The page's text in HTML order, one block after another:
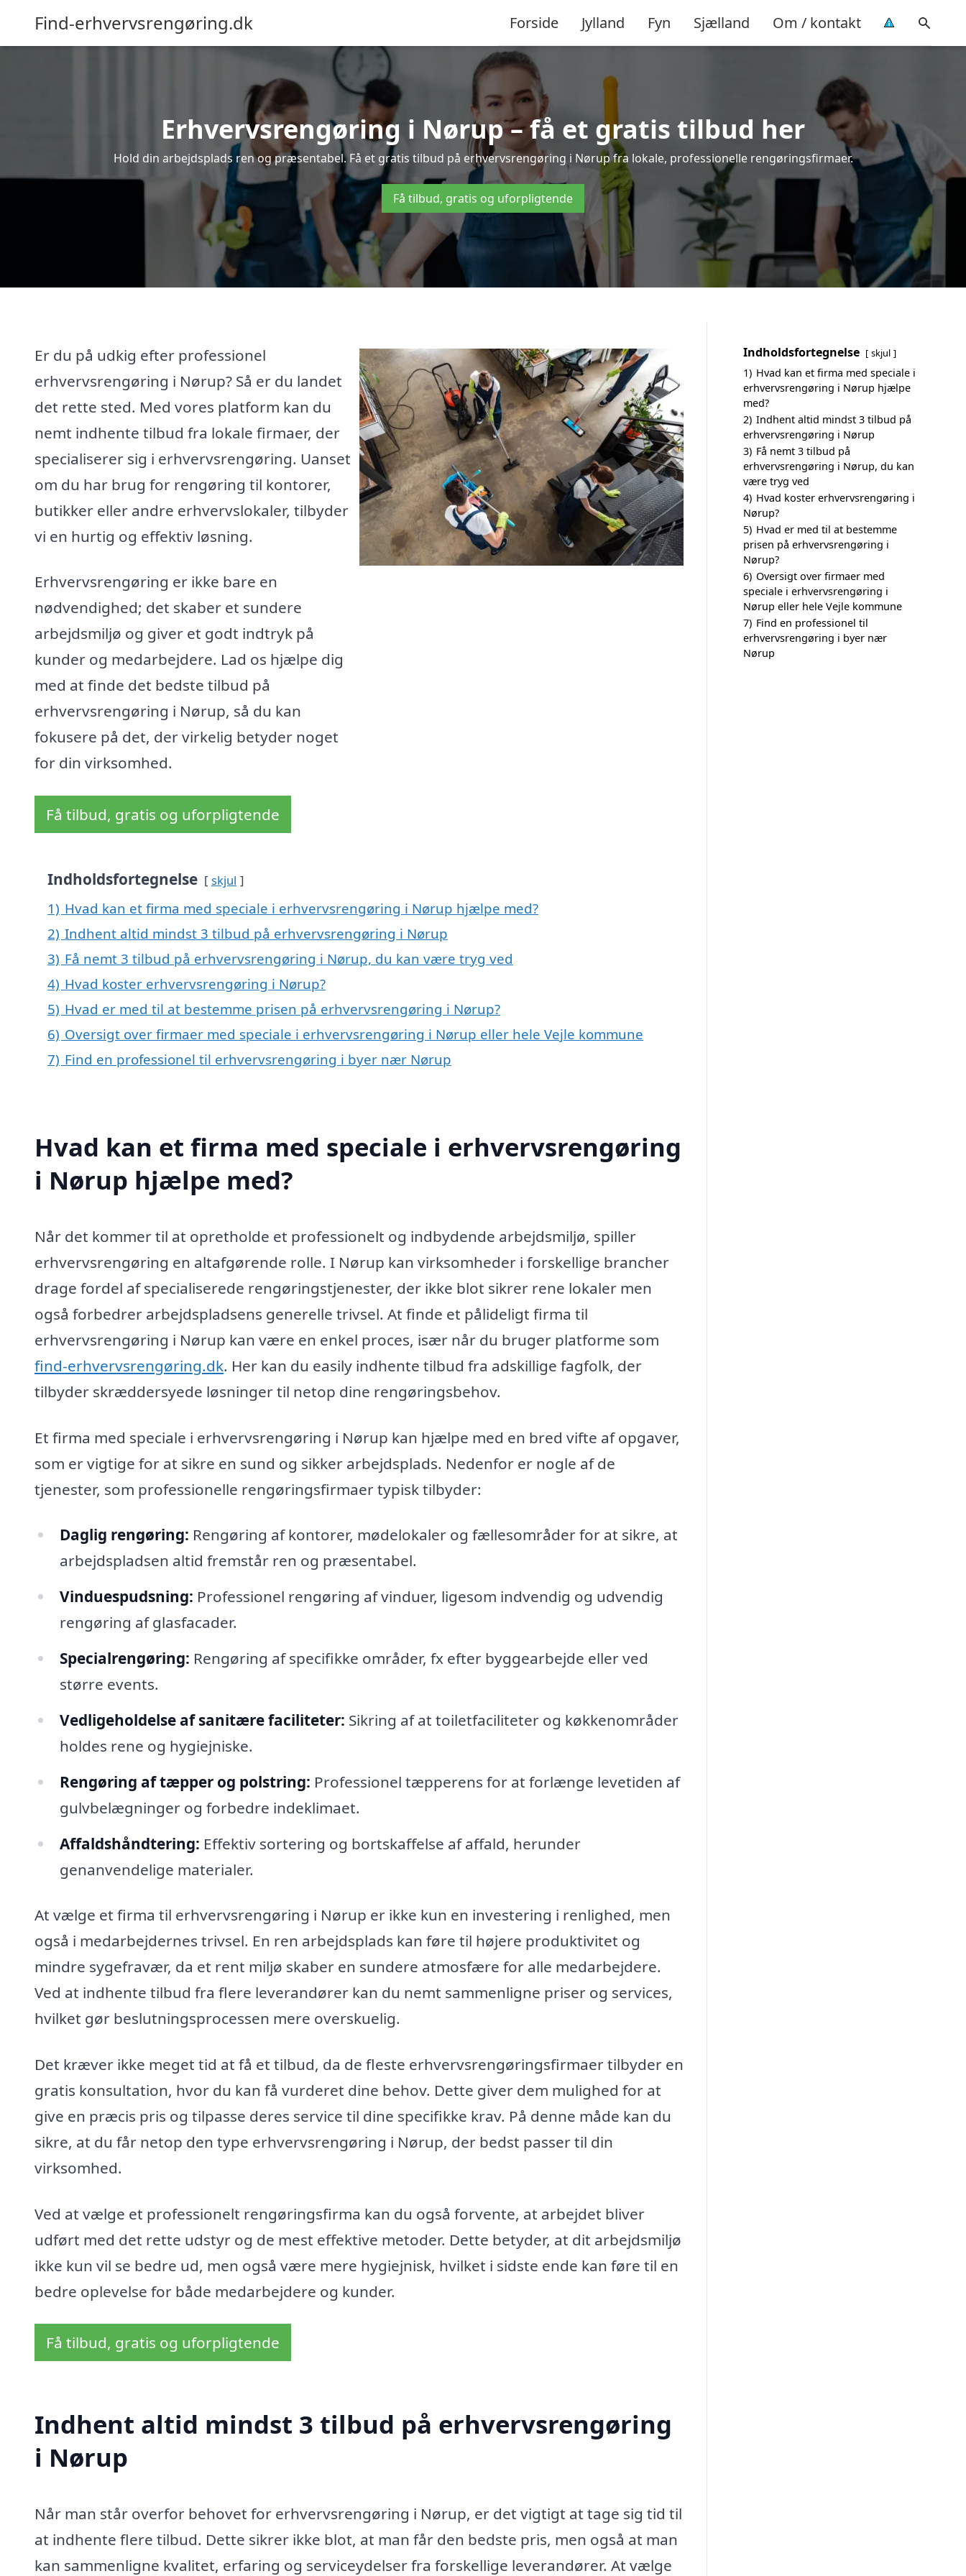
Find-erhvervsrengøring.dk Forside Jylland Fyn Sjælland Om / kontakt
Erhvervsrengøring i Nørup – få et gratis tilbud her
Hold din arbejdsplads ren og præsentabel. Få et gratis tilbud på erhvervsrengøring i Nørup fra lokale, professionelle rengøringsfirmaer.
Få tilbud, gratis og uforpligtende
Er du på udkig efter professionel
erhvervsrengøring i Nørup? Så er du landet
det rette sted. Med vores platform kan du
nemt indhente tilbud fra lokale firmaer, der
specialiserer sig i erhvervsrengøring. Uanset
om du har brug for rengøring til kontorer,
butikker eller andre erhvervslokaler, tilbyder
vi en hurtig og effektiv løsning.
Erhvervsrengøring er ikke bare en
nødvendighed; det skaber et sundere
arbejdsmiljø og giver et godt indtryk på
kunder og medarbejdere. Lad os hjælpe dig
med at finde det bedste tilbud på
erhvervsrengøring i Nørup, så du kan
fokusere på det, der virkelig betyder noget
for din virksomhed.
Få tilbud, gratis og uforpligtende
Indholdsfortegnelse skjul
1) Hvad kan et firma med speciale i erhvervsrengøring i Nørup hjælpe med?
2) Indhent altid mindst 3 tilbud på erhvervsrengøring i Nørup
3) Få nemt 3 tilbud på erhvervsrengøring i Nørup, du kan være tryg ved
4) Hvad koster erhvervsrengøring i Nørup?
5) Hvad er med til at bestemme prisen på erhvervsrengøring i Nørup?
6) Oversigt over firmaer med speciale i erhvervsrengøring i Nørup eller hele Vejle kommune
7) Find en professionel til erhvervsrengøring i byer nær Nørup
Hvad kan et firma med speciale i erhvervsrengøring
i Nørup hjælpe med?
Når det kommer til at opretholde et professionelt og indbydende arbejdsmiljø, spiller
erhvervsrengøring en altafgørende rolle. I Nørup kan virksomheder i forskellige brancher
drage fordel af specialiserede rengøringstjenester, der ikke blot sikrer rene lokaler men
også forbedrer arbejdspladsens generelle trivsel. At finde et pålideligt firma til
erhvervsrengøring i Nørup kan være en enkel proces, især når du bruger platforme som
find-erhvervsrengøring.dk. Her kan du easily indhente tilbud fra adskillige fagfolk, der
tilbyder skræddersyede løsninger til netop dine rengøringsbehov.
Et firma med speciale i erhvervsrengøring i Nørup kan hjælpe med en bred vifte af opgaver,
som er vigtige for at sikre en sund og sikker arbejdsplads. Nedenfor er nogle af de
tjenester, som professionelle rengøringsfirmaer typisk tilbyder:
Daglig rengøring: Rengøring af kontorer, mødelokaler og fællesområder for at sikre, at
arbejdspladsen altid fremstår ren og præsentabel.
Vinduespudsning: Professionel rengøring af vinduer, ligesom indvendig og udvendig
rengøring af glasfacader.
Specialrengøring: Rengøring af specifikke områder, fx efter byggearbejde eller ved
større events.
Vedligeholdelse af sanitære faciliteter: Sikring af at toiletfaciliteter og køkkenområder
holdes rene og hygiejniske.
Rengøring af tæpper og polstring: Professionel tæpperens for at forlænge levetiden af
gulvbelægninger og forbedre indeklimaet.
Affaldshåndtering: Effektiv sortering og bortskaffelse af affald, herunder
genanvendelige materialer.
At vælge et firma til erhvervsrengøring i Nørup er ikke kun en investering i renlighed, men
også i medarbejdernes trivsel. En ren arbejdsplads kan føre til højere produktivitet og
mindre sygefravær, da et rent miljø skaber en sundere atmosfære for alle medarbejdere.
Ved at indhente tilbud fra flere leverandører kan du nemt sammenligne priser og services,
hvilket gør beslutningsprocessen mere overskuelig.
Det kræver ikke meget tid at få et tilbud, da de fleste erhvervsrengøringsfirmaer tilbyder en
gratis konsultation, hvor du kan få vurderet dine behov. Dette giver dem mulighed for at
give en præcis pris og tilpasse deres service til dine specifikke krav. På denne måde kan du
sikre, at du får netop den type erhvervsrengøring i Nørup, der bedst passer til din
virksomhed.
Ved at vælge et professionelt rengøringsfirma kan du også forvente, at arbejdet bliver
udført med det rette udstyr og de mest effektive metoder. Dette betyder, at dit arbejdsmiljø
ikke kun vil se bedre ud, men også være mere hygiejnisk, hvilket i sidste ende kan føre til en
bedre oplevelse for både medarbejdere og kunder.
Få tilbud, gratis og uforpligtende
Indhent altid mindst 3 tilbud på erhvervsrengøring
i Nørup
Når man står overfor behovet for erhvervsrengøring i Nørup, er det vigtigt at tage sig tid til
at indhente flere tilbud. Dette sikrer ikke blot, at man får den bedste pris, men også at man
kan sammenligne kvalitet, erfaring og serviceydelser fra forskellige leverandører. At vælge
Indholdsfortegnelse skjul
1) Hvad kan et firma med speciale i
erhvervsrengøring i Nørup hjælpe
med?
2) Indhent altid mindst 3 tilbud på
erhvervsrengøring i Nørup
3) Få nemt 3 tilbud på
erhvervsrengøring i Nørup, du kan
være tryg ved
4) Hvad koster erhvervsrengøring i
Nørup?
5) Hvad er med til at bestemme
prisen på erhvervsrengøring i
Nørup?
6) Oversigt over firmaer med
speciale i erhvervsrengøring i
Nørup eller hele Vejle kommune
7) Find en professionel til
erhvervsrengøring i byer nær
Nørup